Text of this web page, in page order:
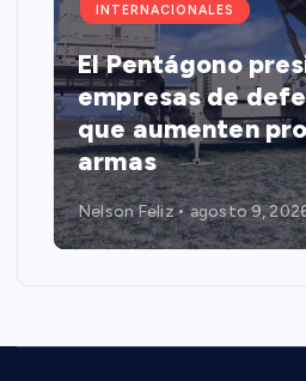
INTERNACIONALES
El Pentágono
empresas de
que aumenten
armas
Nelson Feliz agosto 9,